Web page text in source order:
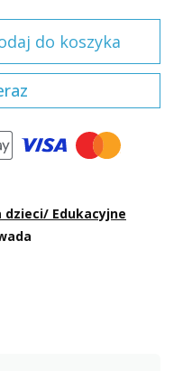
dzieci/ Edukacyjne
do koszyka